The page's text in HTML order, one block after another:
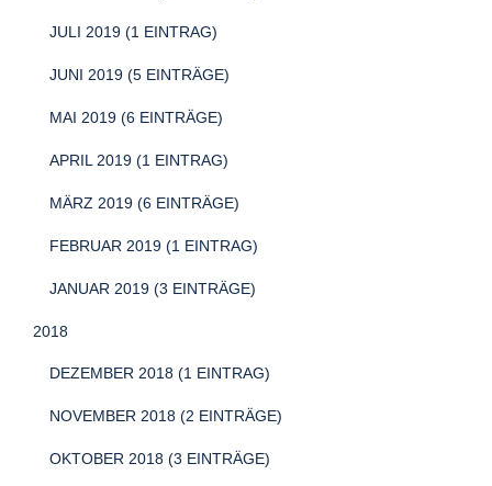
JULI 2019 (1 EINTRAG)
JUNI 2019 (5 EINTRÄGE)
MAI 2019 (6 EINTRÄGE)
APRIL 2019 (1 EINTRAG)
MÄRZ 2019 (6 EINTRÄGE)
FEBRUAR 2019 (1 EINTRAG)
JANUAR 2019 (3 EINTRÄGE)
2018
DEZEMBER 2018 (1 EINTRAG)
NOVEMBER 2018 (2 EINTRÄGE)
OKTOBER 2018 (3 EINTRÄGE)